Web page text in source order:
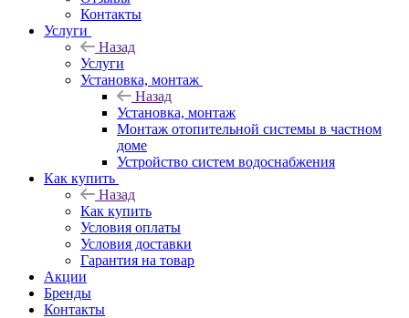
Контакты
Услуги
Назад
Услуги
Установка, монтаж
Назад
Установка, монтаж
Монтаж отопительной системы в частном
доме
Устройство систем водоснабжения
Как купить
Назад
Как купить
Условия оплаты
Условия доставки
Гарантия на товар
Акции
Бренды
Контакты